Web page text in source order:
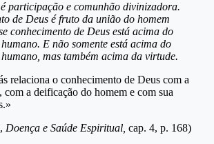
participação e comunhão divinizadora.
de Deus é fruto da união do homem
conhecimento de Deus está acima do
E não somente está acima do
mas também acima da virtude.
relaciona o conhecimento de Deus com a
a deificação do homem e com sua
Doença e Saúde Espiritual, cap. 4, p. 168)